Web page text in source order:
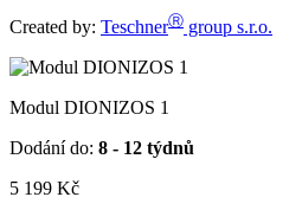
Created by: TeschnerⓇ group s.r.o.
Modul DIONIZOS 1
Dodání do: 8 - 12 týdnů
5 199 Kč